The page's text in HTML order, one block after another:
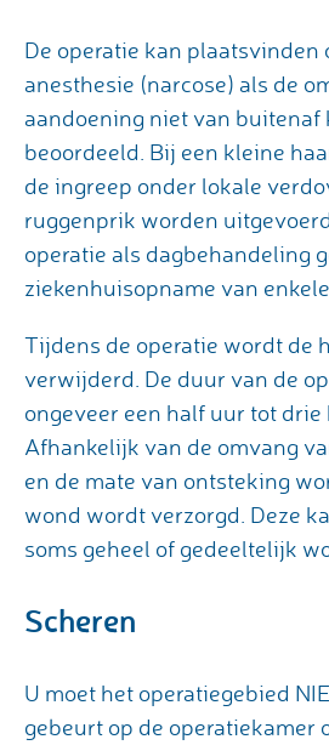
De operatie kan plaatsvinden
anesthesie (narcose) als de
aandoening niet van buitenaf
beoordeeld. Bij een kleine
de ingreep onder lokale
ruggenprik worden
operatie als dagbehandeling
ziekenhuisopname van
Tijdens de operatie wordt de
verwijderd. De duur van de
ongeveer een half uur tot drie
Afhankelijk van de omvang
en de mate van ontsteking
wond wordt verzorgd. Deze
soms geheel of gedeeltelijk
Scheren
U moet het operatiegebied
gebeurt op de operatiekamer